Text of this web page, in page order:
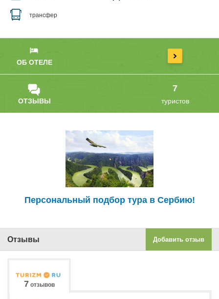
трансфер
ОБ ОТЕЛЕ
ОТЗЫВЫ
7
туристов
Персональный подбор тура в Сербию!
Отзывы Добавить отзыв
7 отзывов